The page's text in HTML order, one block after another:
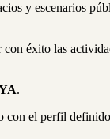
y escenarios
con éxito las
.
con el perfil